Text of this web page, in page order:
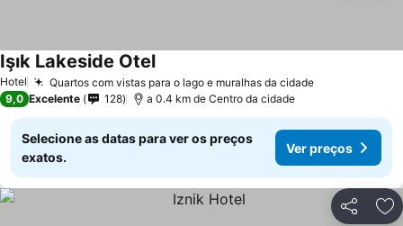
Hotel Quartos com vistas para o lago e muralhas da cidade
Işık Lakeside Otel
9,0 Excelente 128 a 0.4 km de Centro da cidade
Selecione as datas para ver os preços
exatos.
Ver preços
Partilhar